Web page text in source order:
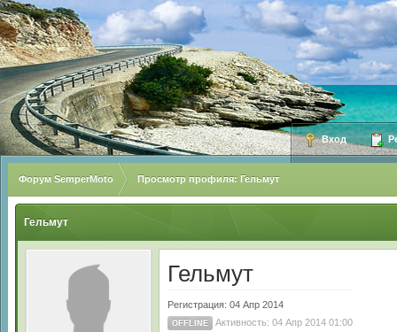
Вход
Форум SemperMoto Просмотр профиля: Гельмут
Гельмут
Гельмут
Регистрация: 04 Апр 2014
OFFLINE Активность: 04 Апр 2014 01:00